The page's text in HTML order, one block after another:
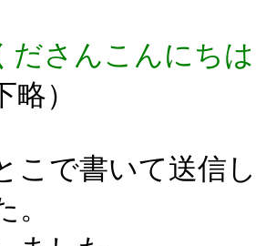
ださんこんにち
略）
こで書いて送信
。